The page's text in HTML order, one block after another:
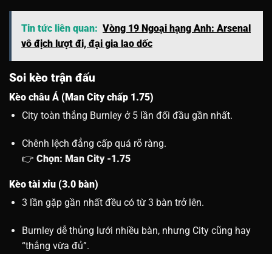
Tin tức liên quan: Vòng 19 Ngoại hạng Anh: Arsenal
vô địch lượt đi, đại gia lao dốc
Soi kèo trận đấu
Kèo châu Á (Man City chấp 1.75)
City toàn thắng Burnley ở 5 lần đối đầu gần nhất.
Chênh lệch đẳng cấp quá rõ ràng.
👉 Chọn: Man City -1.75
Kèo tài xỉu (3.0 bàn)
3 lần gặp gần nhất đều có từ 3 bàn trở lên.
Burnley dễ thủng lưới nhiều bàn, nhưng City cũng hay
“thắng vừa đủ”.